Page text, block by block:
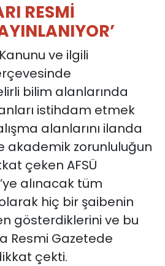
RESMİ
ve ilgili
bilim alanlarında
istihdam etmek
alanlarını ilanda
akademik zorunluluğun
çeken AFSÜ
alınacak tüm
hiç bir şaibenin
gösterdiklerini ve bu
Resmi Gazetede
çekti.